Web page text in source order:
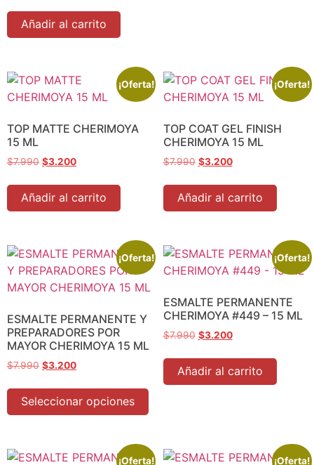
Añadir al carrito
¡Oferta!
TOP MATTE CHERIMOYA
15 ML
$7.990 $3.200
Añadir al carrito
¡Oferta!
TOP COAT GEL FINISH
CHERIMOYA 15 ML
$7.990 $3.200
Añadir al carrito
¡Oferta!
ESMALTE PERMANENTE Y
PREPARADORES POR
MAYOR CHERIMOYA 15 ML
$7.990 $3.200
Seleccionar opciones
¡Oferta!
ESMALTE PERMANENTE
CHERIMOYA #449 – 15 ML
$7.990 $3.200
Añadir al carrito
¡Oferta! ¡Oferta!